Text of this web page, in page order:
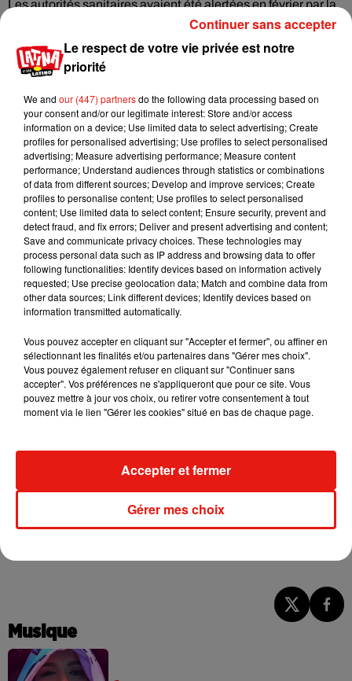
Les autorités sanitaires avaient été alertées en février par la
recrudescence de cas d'insuffisance rénale chez des enfants,
liés à une contamination par Escherichia coli.
"Présence de rongeurs"
Le 18 mars, Nestlé avait annoncé le retrait des pizzas de la
gamme Fraîch’Up commercialisées depuis juin 2021, après
avoir été informé de la présence de la bactérie dans la pâte
d'un produit.
Le 30 mars, les autorités sanitaires annonçaient avoir établi
un lien entre la consommation de ces pizzas et plusieurs cas
graves de contamination avant que le préfet du département
du Nord n'interdise, deux jours après, la production de pizzas
au sein du site de Caudry (Nord).
Des inspections y avaient pointé "la présence de rongeurs et
l'absence de moyens de protection contre l'entrée des
à une activité alimentaire", ainsi que le "manque d'entretien
et de nettoyage des zones de fabrication, de stockage et de
passage".
Des manquements qui pourraient être à l'origine de la
(Avec AFP)
Musique
Le respect de votre vie privée est notre
priorité
We and our (447) partnersdo the following data processing based on
your consent and/or our legitimate interest: Store and/or access
information on a device; Use limited data to select advertising; Create
profiles for personalised advertising; Use profiles to select personalised
advertising; Measure advertising performance; Measure content
performance; Understand audiences through statistics or combinations
of data from different sources; Develop and improve services; Create
profiles to personalise content; Use profiles to select personalised
content; Use limited data to select content; Ensure security, prevent and
detect fraud, and fix errors; Deliver and present advertising and content;
Save and communicate privacy choices. These technologies may
process personal data such as IP address and browsing data to offer
following functionalities: Identify devices based on information actively
requested; Use precise geolocation data; Match and combine data from
other data sources; Link different devices; Identify devices based on
information transmitted automatically.
Vous pouvez accepter en cliquant sur "Accepter et fermer", ou affiner en
sélectionnant les finalités et/ou partenaires dans "Gérer mes choix".
Vous pouvez également refuser en cliquant sur "Continuer sans
accepter". Vos préférences ne s'appliqueront que pour ce site. Vous
pouvez mettre à jour vos choix, ou retirer votre consentement à tout
moment via le lien "Gérer les cookies" situé en bas de chaque page.
Gérer mes choix
Accepter et fermer
Continuer sans accepter